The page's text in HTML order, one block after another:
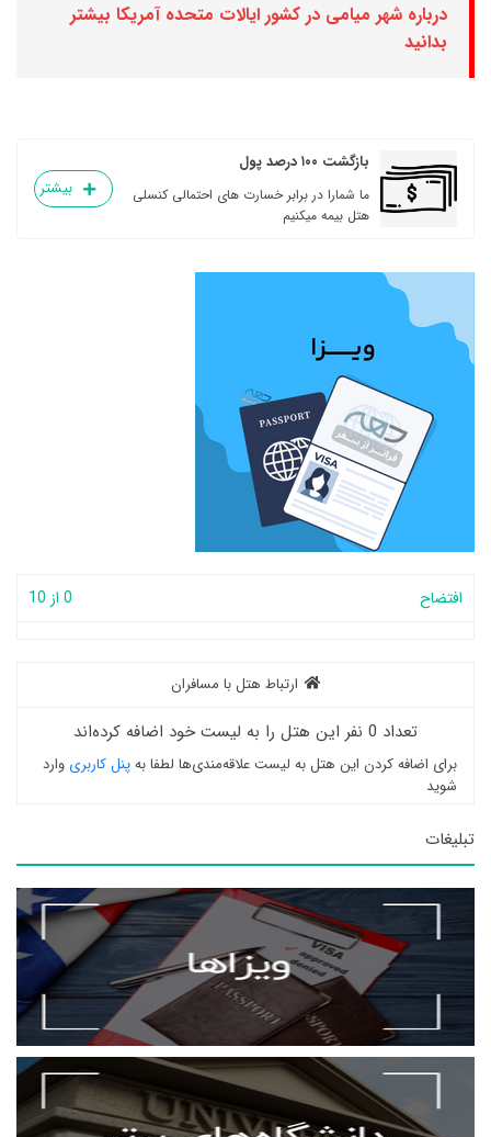
درباره شهر میامی در کشور ایالات متحده آمریکا بیشتر
بدانید
بازگشت ۱۰۰ درصد پول
ما شمارا در برابر خسارت های احتمالی کنسلی
هتل بیمه میکنیم
بیشتر
افتضاح 0 از 10
ارتباط هتل با مسافران
تعداد 0 نفر این هتل را به لیست خود اضافه کرده‌اند
برای اضافه کردن این هتل به لیست علاقه‌مندی‌ها لطفا بهپنل کاربری وارد
شوید
تبلیغات